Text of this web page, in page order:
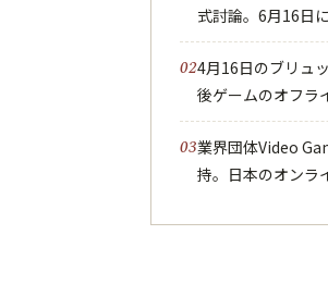
式討論。6月16日
4月16日のブリュ
後ゲームのオフラ
業界団体Video
持。日本のオンラ